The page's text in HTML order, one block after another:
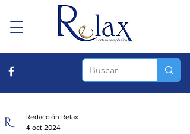
Redacción Relax
4 oct 2024